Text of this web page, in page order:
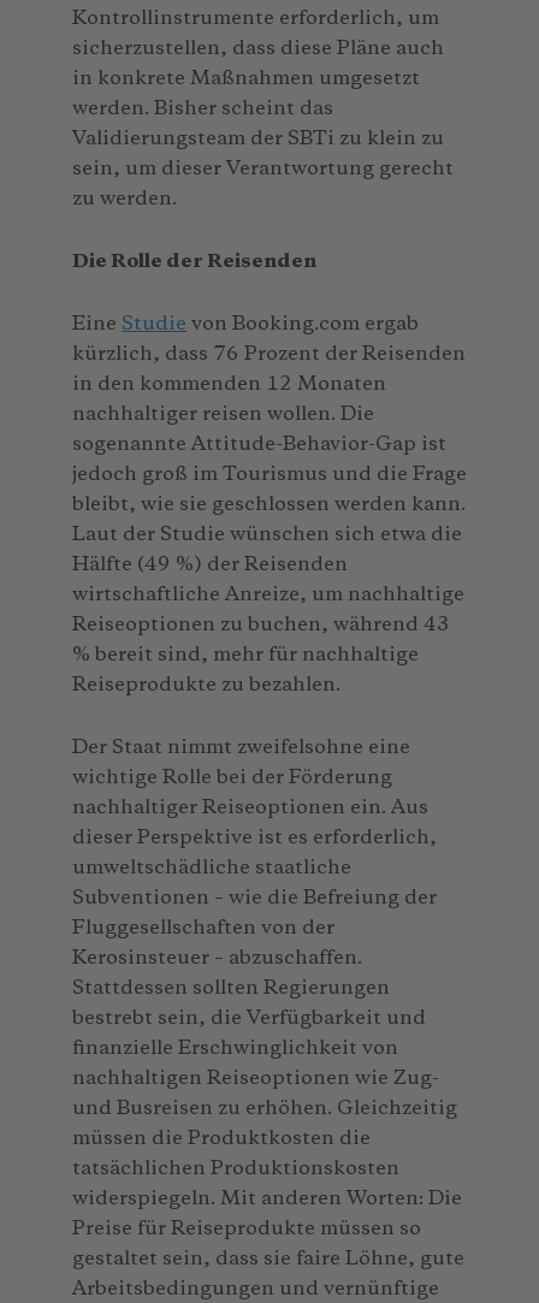
Kontrollinstrumente erforderlich, um
sicherzustellen, dass diese Pläne auch
in konkrete Maßnahmen umgesetzt
werden. Bisher scheint das
Validierungsteam der SBTi zu klein zu
sein, um dieser Verantwortung gerecht
zu werden.
Die Rolle der Reisenden
Eine Studie von Booking.com ergab
kürzlich, dass 76 Prozent der Reisenden
in den kommenden 12 Monaten
nachhaltiger reisen wollen. Die
sogenannte Attitude-Behavior-Gap ist
jedoch groß im Tourismus und die Frage
bleibt, wie sie geschlossen werden kann.
Laut der Studie wünschen sich etwa die
Hälfte (49 %) der Reisenden
wirtschaftliche Anreize, um nachhaltige
Reiseoptionen zu buchen, während 43
% bereit sind, mehr für nachhaltige
Reiseprodukte zu bezahlen.
Der Staat nimmt zweifelsohne eine
wichtige Rolle bei der Förderung
nachhaltiger Reiseoptionen ein. Aus
dieser Perspektive ist es erforderlich,
umweltschädliche staatliche
Subventionen – wie die Befreiung der
Fluggesellschaften von der
Kerosinsteuer – abzuschaffen.
Stattdessen sollten Regierungen
bestrebt sein, die Verfügbarkeit und
finanzielle Erschwinglichkeit von
nachhaltigen Reiseoptionen wie Zug-
und Busreisen zu erhöhen. Gleichzeitig
müssen die Produktkosten die
tatsächlichen Produktionskosten
widerspiegeln. Mit anderen Worten: Die
Preise für Reiseprodukte müssen so
gestaltet sein, dass sie faire Löhne, gute
Arbeitsbedingungen und vernünftige